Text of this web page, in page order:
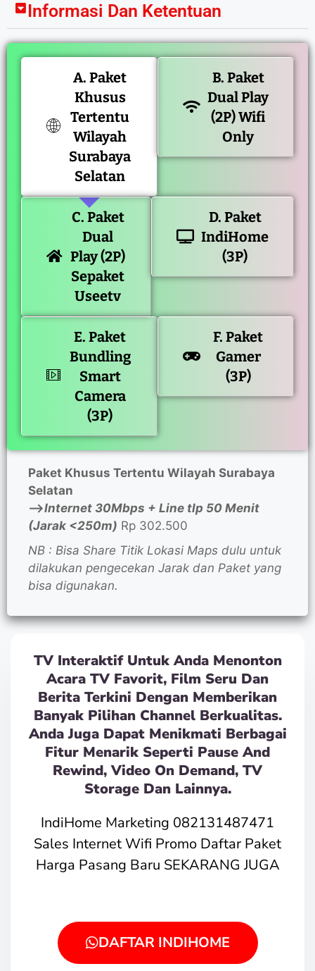
Informasi Dan Ketentuan
A. Paket
Khusus
Tertentu
Wilayah
Surabaya
Selatan
B. Paket
Dual Play
(2P) Wifi
Only
C. Paket
Dual
Play (2P)
Sepaket
Useetv
D. Paket
IndiHome
(3P)
E. Paket
Bundling
Smart
Camera
(3P)
F. Paket
Gamer
(3P)
Paket Khusus Tertentu Wilayah Surabaya
Selatan
—>Internet 30Mbps + Line tlp 50 Menit
(Jarak <250m) Rp 302.500
NB : Bisa Share Titik Lokasi Maps dulu untuk
dilakukan pengecekan Jarak dan Paket yang
bisa digunakan.
TV Interaktif Untuk Anda Menonton
Acara TV Favorit, Film Seru Dan
Berita Terkini Dengan Memberikan
Banyak Pilihan Channel Berkualitas.
Anda Juga Dapat Menikmati Berbagai
Fitur Menarik Seperti Pause And
Rewind, Video On Demand, TV
Storage Dan Lainnya.
IndiHome Marketing 082131487471
Sales Internet Wifi Promo Daftar Paket
Harga Pasang Baru SEKARANG JUGA
DAFTAR INDIHOME